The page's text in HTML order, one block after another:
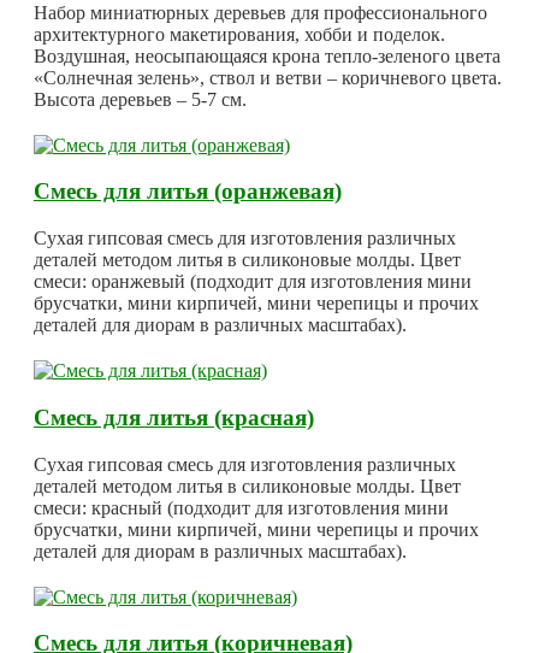
Набор миниатюрных деревьев для профессионального
архитектурного макетирования, хобби и поделок.
Воздушная, неосыпающаяся крона тепло-зеленого цвета
«Солнечная зелень», ствол и ветви – коричневого цвета.
Высота деревьев – 5-7 см.
Смесь для литья (оранжевая)
Сухая гипсовая смесь для изготовления различных
деталей методом литья в силиконовые молды. Цвет
смеси: оранжевый (подходит для изготовления мини
брусчатки, мини кирпичей, мини черепицы и прочих
деталей для диорам в различных масштабах).
Смесь для литья (красная)
Сухая гипсовая смесь для изготовления различных
деталей методом литья в силиконовые молды. Цвет
смеси: красный (подходит для изготовления мини
брусчатки, мини кирпичей, мини черепицы и прочих
деталей для диорам в различных масштабах).
Смесь для литья (коричневая)